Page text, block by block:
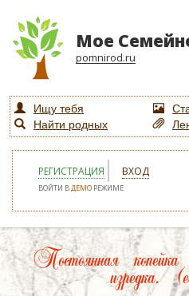
Мое
pomnirod.ru
Ищу тебя
Найти родных
РЕГИСТРАЦИЯ ВХОД
ВОЙТИ ВДЕМО РЕЖИМЕ
Постоянная
изредка.